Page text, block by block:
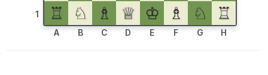
1
♖
♘ ♗ ♕ ♔ ♗ ♘ ♖
A B C D E F G H